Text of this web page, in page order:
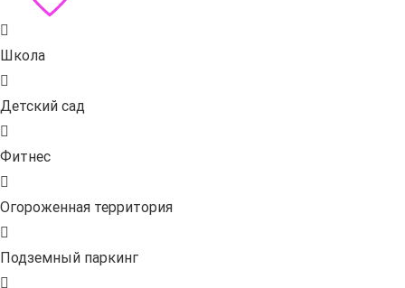
Школа
Детский сад
Фитнес
Огороженная территория
Подземный паркинг